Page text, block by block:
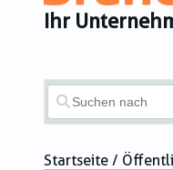
Ihr
Startseite /